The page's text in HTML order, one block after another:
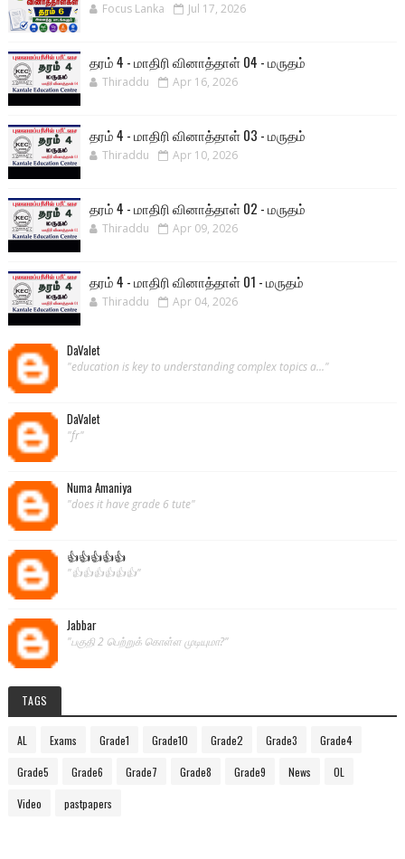
Focus Lanka Jul 17, 2026
தரம் 4 - மாதிரி வினாத்தாள் 04 - மருதம்
Thiraddu Apr 16, 2026
தரம் 4 - மாதிரி வினாத்தாள் 03 - மருதம்
Thiraddu Apr 10, 2026
தரம் 4 - மாதிரி வினாத்தாள் 02 - மருதம்
Thiraddu Apr 09, 2026
தரம் 4 - மாதிரி வினாத்தாள் 01 - மருதம்
Thiraddu Apr 04, 2026
DaValet
"education is key to understanding complex topics a..."
DaValet
"fr"
Numa Amaniya
"does it have grade 6 tute"
👍👍👍👍👍
"👍👍👍👍👍👍"
Jabbar
"பகுதி 2 பெற்றுக் கொள்ள முடியுமா?"
TAGS
AL Exams Grade1 Grade10 Grade2 Grade3 Grade4
Grade5 Grade6 Grade7 Grade8 Grade9 News OL
Video pastpapers